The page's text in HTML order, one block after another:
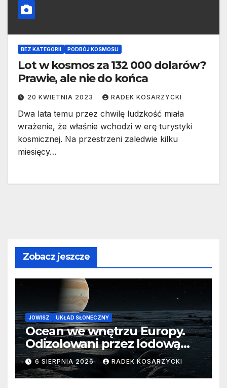
BEZ KATEGORII PODBÓJ KOSMOSU
Lot w kosmos za 132 000 dolarów?
Prawie, ale nie do końca
20 KWIETNIA 2023 RADEK KOSARZYCKI
Dwa lata temu przez chwilę ludzkość miała
wrażenie, że właśnie wchodzi w erę turystyki
kosmicznej. Na przestrzeni zaledwie kilku
miesięcy…
Zobacz jeszcze
JOWISZ UKŁAD SŁONECZNY
Ocean we wnętrzu Europy.
Odizolowani przez lodową
barierę
6 SIERPNIA 2026 RADEK KOSARZYCKI